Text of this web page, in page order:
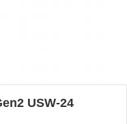
USW-24